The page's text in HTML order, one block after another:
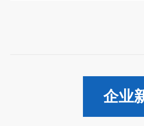
企业